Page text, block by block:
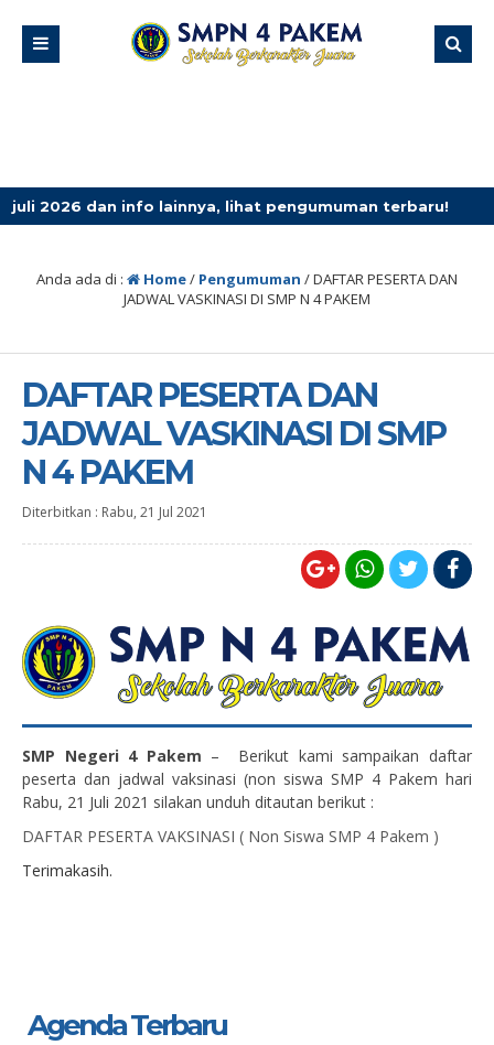
info lainnya, lihat pengumuman terbaru! 4
Anda ada di : Home/ Pengumuman /DAFTAR PESERTA DAN
JADWAL VASKINASI DI SMP N 4 PAKEM
DAFTAR PESERTA DAN
JADWAL VASKINASI DI SMP
N 4 PAKEM
Diterbitkan : Rabu, 21 Jul 2021
SMP Negeri 4 Pakem – Berikut kami sampaikan daftar
peserta dan jadwal vaksinasi (non siswa SMP 4 Pakem hari
Rabu, 21 Juli 2021 silakan unduh ditautan berikut :
DAFTAR PESERTA VAKSINASI ( Non Siswa SMP 4 Pakem )
Terimakasih.
Agenda Terbaru